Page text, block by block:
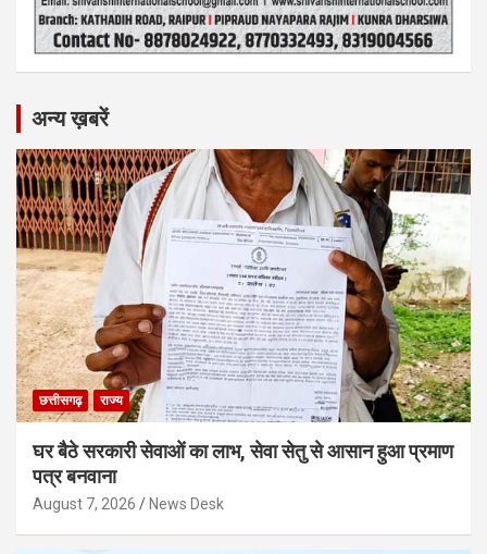
अन्य ख़बरें
छत्तीसगढ़ राज्य
घर बैठे सरकारी सेवाओं का लाभ, सेवा सेतु से आसान हुआ प्रमाण
पत्र बनवाना
August 7, 2026 News Desk